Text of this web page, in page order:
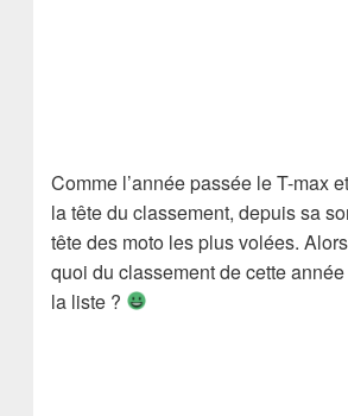
Comme l’année passée le T-max
la tête du classement, depuis sa
tête des moto les plus volées.
quoi du classement de cette
la liste ?